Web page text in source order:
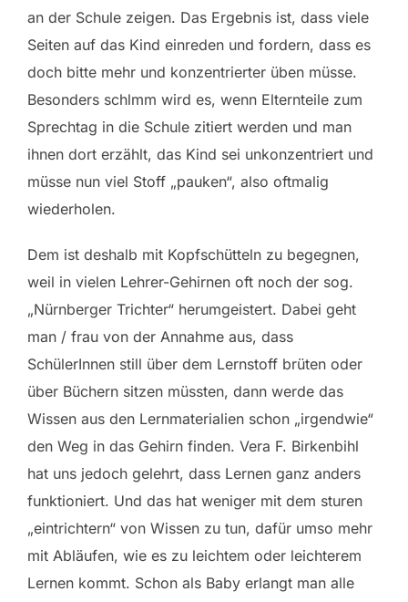
an der Schule zeigen. Das Ergebnis ist, dass viele
Seiten auf das Kind einreden und fordern, dass es
doch bitte mehr und konzentrierter üben müsse.
Besonders schlmm wird es, wenn Elternteile zum
Sprechtag in die Schule zitiert werden und man
ihnen dort erzählt, das Kind sei unkonzentriert und
müsse nun viel Stoff „pauken“, also oftmalig
wiederholen.
Dem ist deshalb mit Kopfschütteln zu begegnen,
weil in vielen Lehrer-Gehirnen oft noch der sog.
„Nürnberger Trichter“ herumgeistert. Dabei geht
man / frau von der Annahme aus, dass
SchülerInnen still über dem Lernstoff brüten oder
über Büchern sitzen müssten, dann werde das
Wissen aus den Lernmaterialien schon „irgendwie“
den Weg in das Gehirn finden. Vera F. Birkenbihl
hat uns jedoch gelehrt, dass Lernen ganz anders
funktioniert. Und das hat weniger mit dem sturen
„eintrichtern“ von Wissen zu tun, dafür umso mehr
mit Abläufen, wie es zu leichtem oder leichterem
Lernen kommt. Schon als Baby erlangt man alle